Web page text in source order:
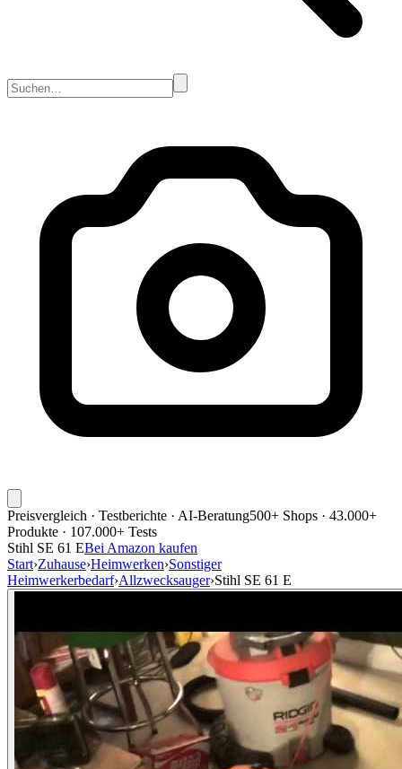
Preisvergleich · Testberichte · AI-Beratung500+ Shops · 43.000+
Produkte · 107.000+ Tests
Stihl SE 61 EBei Amazon kaufen
Start›Zuhause›Heimwerken›Sonstiger
Heimwerkerbedarf›Allzwecksauger›Stihl SE 61 E